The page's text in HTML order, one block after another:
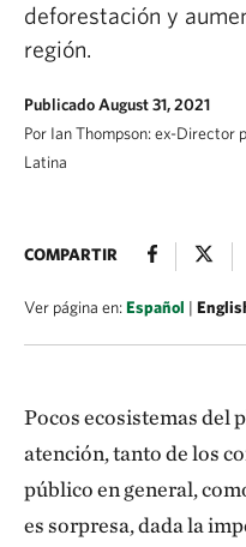
deforestación y
región.
Publicado August 31, 2021
Por Ian Thompson: ex-Director
Latina
COMPARTIR
Ver página en:Español |
Pocos ecosistemas del
atención, tanto de los
público en general,
es sorpresa, dada la